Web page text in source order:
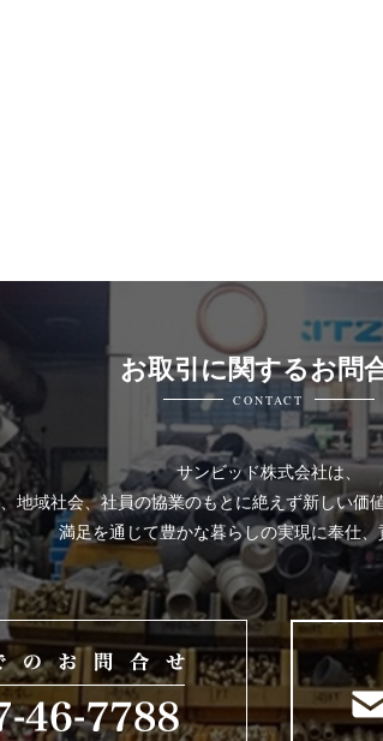
お取引に関するお問
CONTACT
サンビッド株式会社は、
地域社会、社員の協業のもとに絶えず新しい価
満足を通じて豊かな暮らしの実現に奉仕